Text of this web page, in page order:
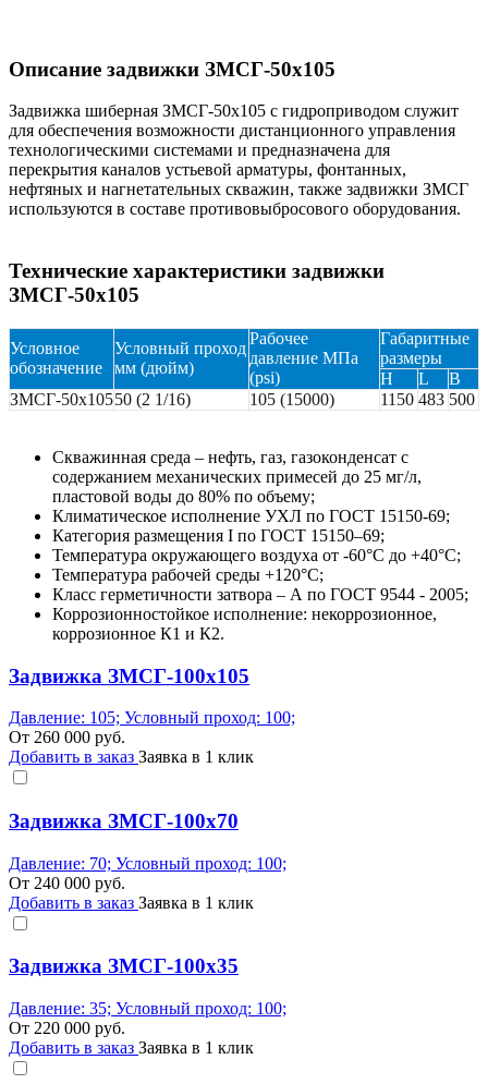
Описание задвижки ЗМСГ-50х105
Задвижка шиберная ЗМСГ-50х105 с гидроприводом служит
для обеспечения возможности дистанционного управления
технологическими системами и предназначена для
перекрытия каналов устьевой арматуры, фонтанных,
нефтяных и нагнетательных скважин, также задвижки ЗМСГ
используются в составе противовыбросового оборудования.
Технические характеристики задвижки
ЗМСГ-50х105
Условное
обозначение
Условный проход
мм (дюйм)
Рабочее
давление МПа
(psi)
Габаритные
размеры
H
L
B
ЗМСГ-50х10550 (2 1/16) 105 (15000) 1150 483 500
Скважинная среда – нефть, газ, газоконденсат с
содержанием механических примесей до 25 мг/л,
пластовой воды до 80% по объему;
Климатическое исполнение УХЛ по ГОСТ 15150-69;
Категория размещения I по ГОСТ 15150–69;
Температура окружающего воздуха от -60°С до +40°С;
Температура рабочей среды +120°С;
Класс герметичности затвора – А по ГОСТ 9544 - 2005;
Коррозионностойкое исполнение: некоррозионное,
коррозионное К1 и К2.
Задвижка ЗМСГ-100х105
Давление: 105; Условный проход: 100;
От 260 000 руб.
Добавить в заказ Заявка в 1 клик
Задвижка ЗМСГ-100х70
Давление: 70; Условный проход: 100;
От 240 000 руб.
Добавить в заказ Заявка в 1 клик
Задвижка ЗМСГ-100х35
Давление: 35; Условный проход: 100;
От 220 000 руб.
Добавить в заказ Заявка в 1 клик